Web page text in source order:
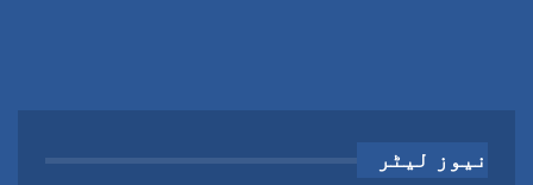
نیوز لیٹر